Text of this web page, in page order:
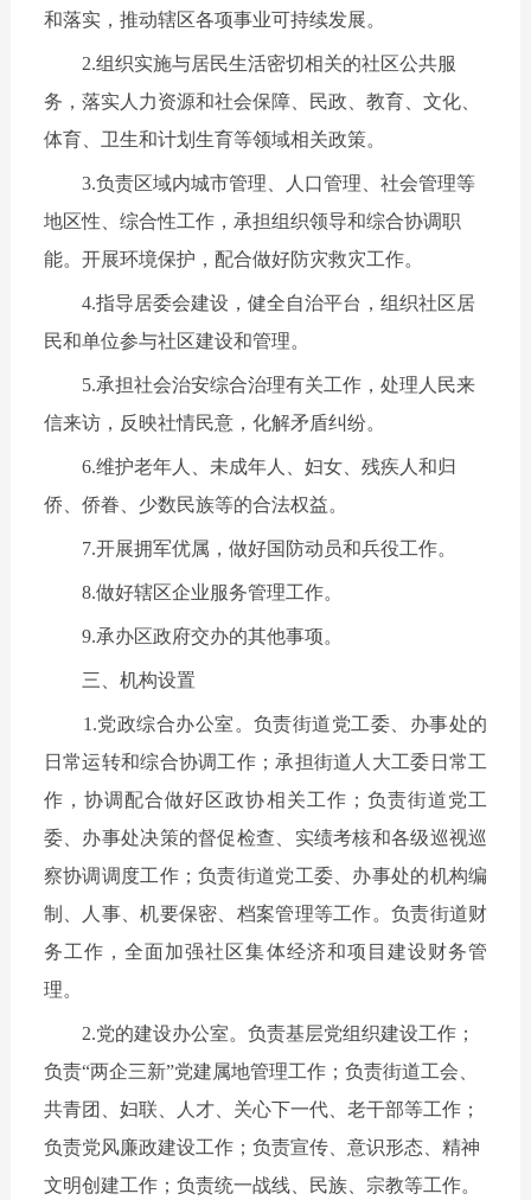
和落实，推动辖区各项事业可持续发展。
2.组织实施与居民生活密切相关的社区公共服
务，落实人力资源和社会保障、民政、教育、文化、
体育、卫生和计划生育等领域相关政策。
3.负责区域内城市管理、人口管理、社会管理等
地区性、综合性工作，承担组织领导和综合协调职
能。开展环境保护，配合做好防灾救灾工作。
4.指导居委会建设，健全自治平台，组织社区居
民和单位参与社区建设和管理。
5.承担社会治安综合治理有关工作，处理人民来
信来访，反映社情民意，化解矛盾纠纷。
6.维护老年人、未成年人、妇女、残疾人和归
侨、侨眷、少数民族等的合法权益。
7.开展拥军优属，做好国防动员和兵役工作。
8.做好辖区企业服务管理工作。
9.承办区政府交办的其他事项。
三、机构设置
1.党政综合办公室。负责街道党工委、办事处的
日常运转和综合协调工作；承担街道人大工委日常工
作，协调配合做好区政协相关工作；负责街道党工
委、办事处决策的督促检查、实绩考核和各级巡视巡
察协调调度工作；负责街道党工委、办事处的机构编
制、人事、机要保密、档案管理等工作。负责街道财
务工作，全面加强社区集体经济和项目建设财务管
理。
2.党的建设办公室。负责基层党组织建设工作；
负责“两企三新”党建属地管理工作；负责街道工会、
共青团、妇联、人才、关心下一代、老干部等工作；
负责党风廉政建设工作；负责宣传、意识形态、精神
文明创建工作；负责统一战线、民族、宗教等工作。